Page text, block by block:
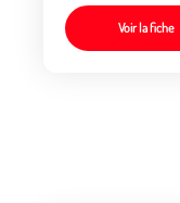
Voir la fiche